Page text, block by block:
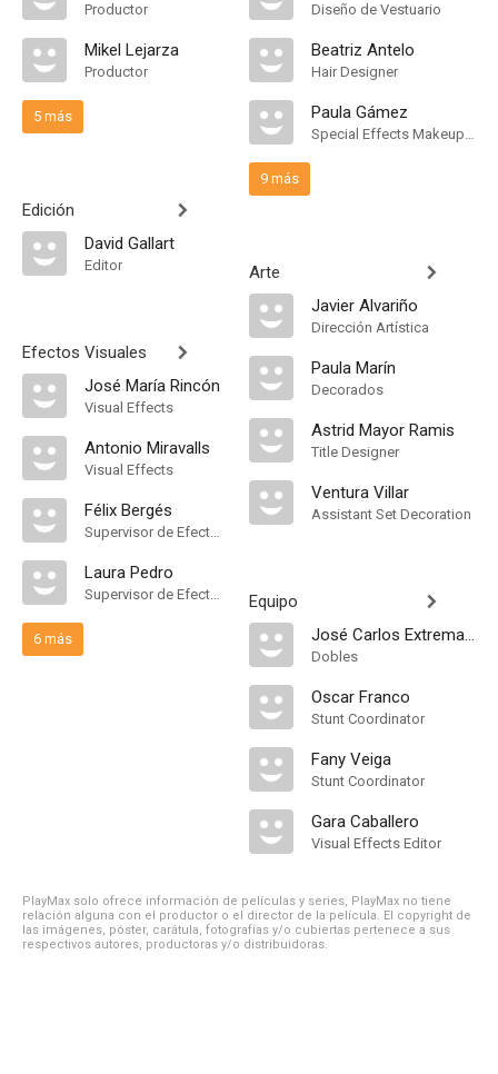
Productor
Mikel Lejarza
Productor
5 más
Edición
David Gallart
Editor
Efectos Visuales
José María Rincón
Visual Effects
Antonio Miravalls
Visual Effects
Félix Bergés
Supervisor de Efectos Visuales
Laura Pedro
Supervisor de Efectos Visuales
6 más
Diseño de Vestuario
Beatriz Antelo
Hair Designer
Paula Gámez
Special Effects Makeup Artist
9 más
Arte
Javier Alvariño
Dirección Artística
Paula Marín
Decorados
Astrid Mayor Ramis
Title Designer
Ventura Villar
Assistant Set Decoration
Equipo
José Carlos Extremadura
Dobles
Oscar Franco
Stunt Coordinator
Fany Veiga
Stunt Coordinator
Gara Caballero
Visual Effects Editor
PlayMax solo ofrece información de películas y series, PlayMax no tiene
relación alguna con el productor o el director de la película. El copyright de
las imágenes, póster, carátula, fotografías y/o cubiertas pertenece a sus
respectivos autores, productoras y/o distribuidoras.